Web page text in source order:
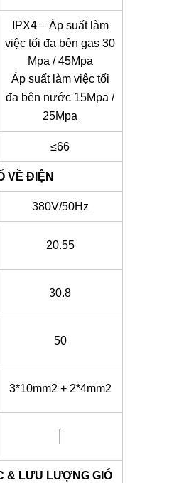
IPX4 – Áp suất làm
việc tối đa bên gas 30
Mpa / 45Mpa
Áp suất làm việc tối
đa bên nước 15Mpa /
25Mpa
≤66
VỀ ĐIỆN
380V/50Hz
20.55
30.8
50
3*10mm2 + 2*4mm2
& LƯU LƯỢNG GIÓ